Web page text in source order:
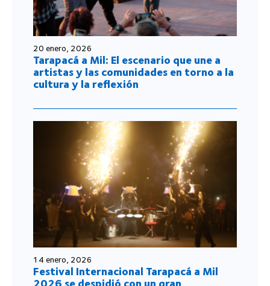
20 enero, 2026
Tarapacá a Mil: El escenario que une a
artistas y las comunidades en torno a la
cultura y la reflexión
14 enero, 2026
Festival Internacional Tarapacá a Mil
2026 se despidió con un gran